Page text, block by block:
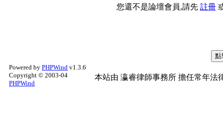
您還不是論壇會員,請先 註冊
Powered by PHPWind v1.3.6
Copyright © 2003-04
PHPWind
本站由 瀛睿律師事務所 擔任常年法